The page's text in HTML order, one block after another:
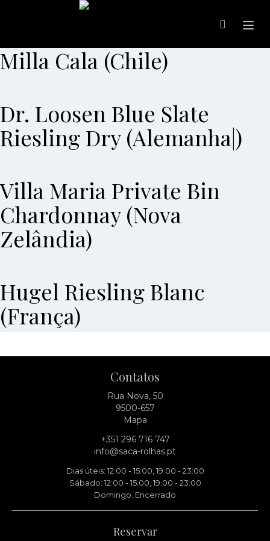
Milla Cala (Chile)
Dr. Loosen Blue Slate
Riesling Dry (Alemanha|)
Villa Maria Private Bin
Chardonnay (Nova
Zelândia)
Hugel Riesling Blanc
(França)
Contatos
Rua Nova, 50
9500-657
Mapa
+351 296 716 747
info@saca-rolhas.pt
Dias úteis: 12:00 - 15:00, 19:00 - 23:00
Sábado: 12:00 - 15:00, 19:00 - 23:00
Domingo: Encerrado
Reservar